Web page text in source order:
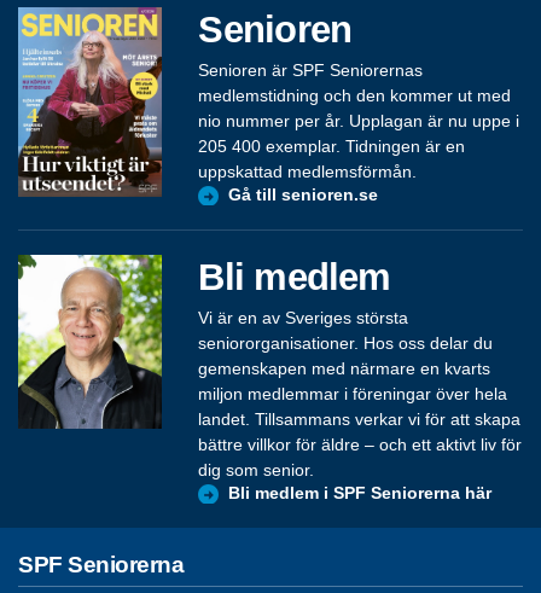
Senioren
Senioren är SPF Seniorernas
medlemstidning och den kommer ut med
nio nummer per år. Upplagan är nu uppe i
205 400 exemplar. Tidningen är en
uppskattad medlemsförmån.
Gå till senioren.se
Bli medlem
Vi är en av Sveriges största
seniororganisationer. Hos oss delar du
gemenskapen med närmare en kvarts
miljon medlemmar i föreningar över hela
landet. Tillsammans verkar vi för att skapa
bättre villkor för äldre – och ett aktivt liv för
dig som senior.
Bli medlem i SPF Seniorerna här
SPF Seniorerna